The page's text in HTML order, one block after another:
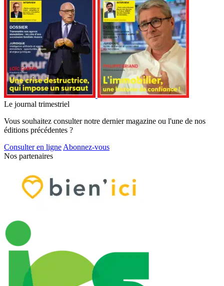
Le journal trimestriel
Vous souhaitez consulter notre dernier magazine ou l'une de nos
éditions précédentes ?
Consulter en ligne Abonnez-vous
Nos partenaires